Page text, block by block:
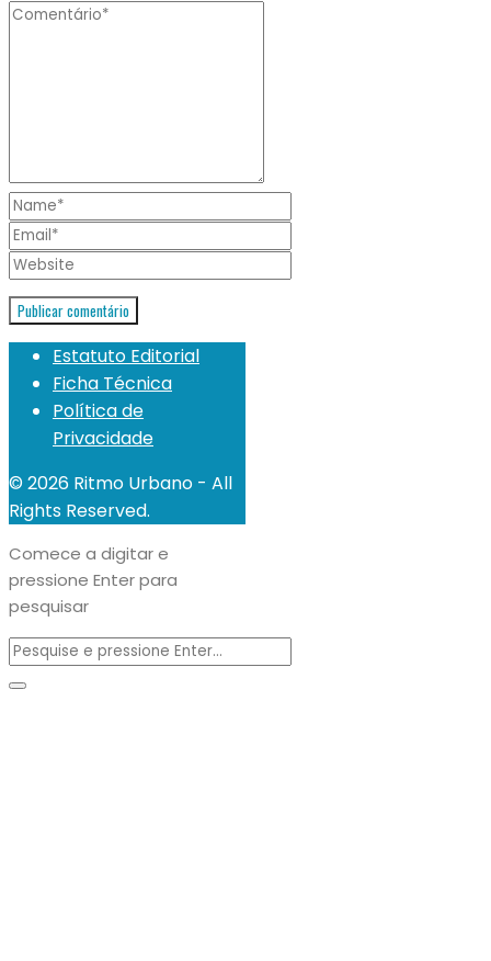
Estatuto Editorial
Ficha Técnica
Política de
Privacidade
© 2026 Ritmo Urbano - All
Rights Reserved.
Comece a digitar e
pressione Enter para
pesquisar